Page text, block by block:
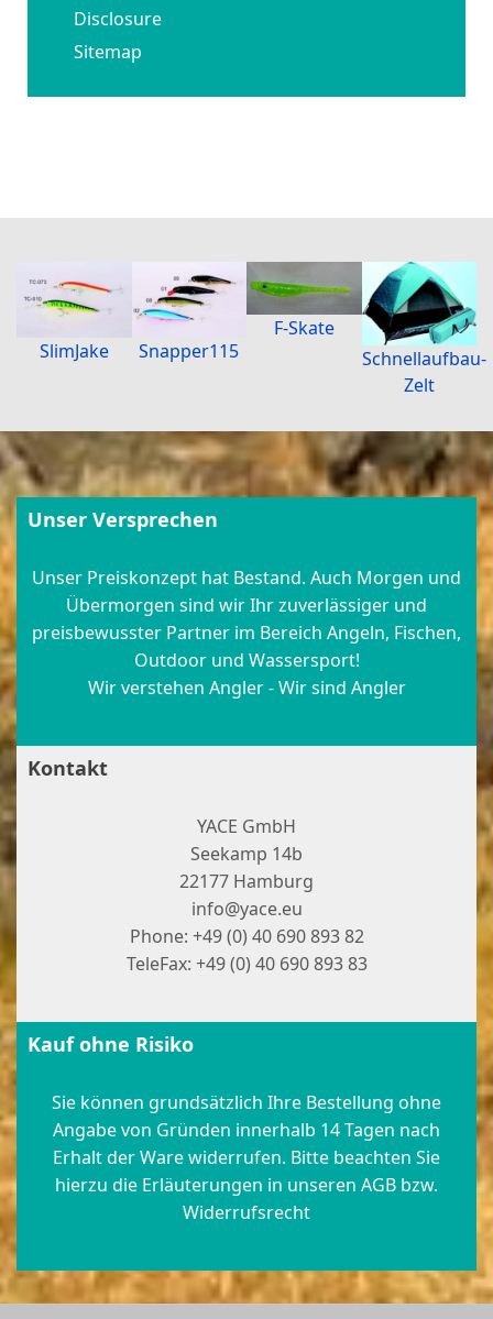
Disclosure
Sitemap
SlimJake Snapper115
F-Skate
Schnellaufbau-
Zelt
Unser Versprechen
Unser Preiskonzept hat Bestand. Auch Morgen und
Übermorgen sind wir Ihr zuverlässiger und
preisbewusster Partner im Bereich Angeln, Fischen,
Outdoor und Wassersport!
Wir verstehen Angler - Wir sind Angler
Kontakt
YACE GmbH
Seekamp 14b
22177 Hamburg
info@yace.eu
Phone: +49 (0) 40 690 893 82
TeleFax: +49 (0) 40 690 893 83
Kauf ohne Risiko
Sie können grundsätzlich Ihre Bestellung ohne
Angabe von Gründen innerhalb 14 Tagen nach
Erhalt der Ware widerrufen. Bitte beachten Sie
hierzu die Erläuterungen in unseren AGB bzw.
Widerrufsrecht